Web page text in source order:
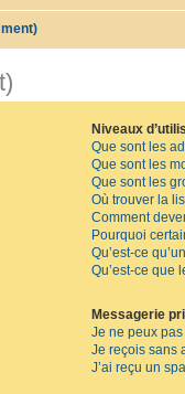
Niveaux
Que sont les
Que sont les
Que sont les
Où trouver la
Comment
Pourquoi
Qu’est-ce
Qu’est-ce que
Messagerie
Je ne peux
Je reçois sans
J’ai reçu un